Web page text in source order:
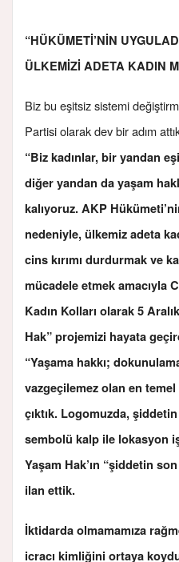
“HÜKÜMETİ’NİN
ÜLKEMİZİ ADETA KADIN
Biz bu eşitsiz sistemi
Partisi olarak dev bir adım
“Biz kadınlar, bir yandan
diğer yandan da yaşam
kalıyoruz. AKP
nedeniyle, ülkemiz adeta
cins kırımı durdurmak ve
mücadele etmek amacıyla
Kadın Kolları olarak 5
Hak” projemizi hayata
“Yaşama hakkı;
vazgeçilemez olan en
çıktık. Logomuzda,
sembolü kalp ile lokasyon
Yaşam Hak’ın “şiddetin
ilan ettik.
İktidarda olmamamıza
icracı kimliğini ortaya